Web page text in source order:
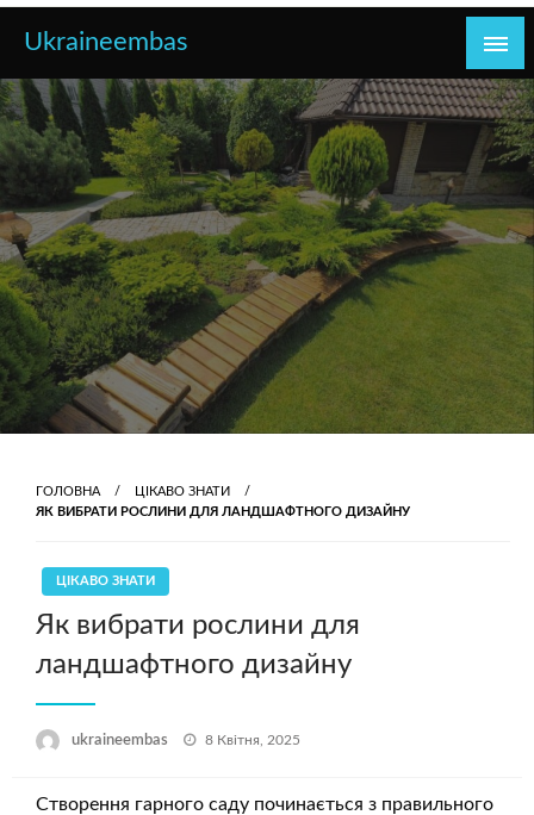
Перейти
Ukraineembas
ГОЛОВНА
ЦІКАВО ЗНАТИ
ЯК ВИБРАТИ РОСЛИНИ ДЛЯ ЛАНДШАФТНОГО ДИЗАЙНУ
ЦІКАВО ЗНАТИ
Як вибрати рослини для
ландшафтного дизайну
ukraineembas Опубліковано
8 Квітня, 2025
Створення гарного саду починається з правильного